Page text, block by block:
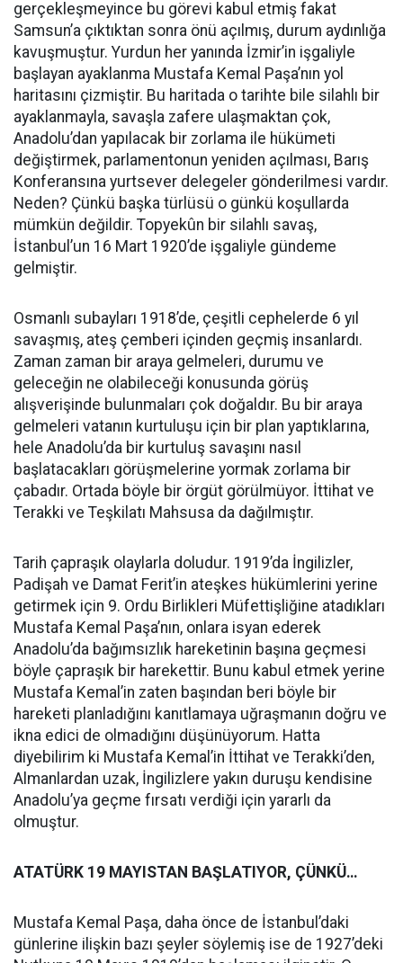
gerçekleşmeyince bu görevi kabul etmiş fakat
Samsun’a çıktıktan sonra önü açılmış, durum aydınlığa
kavuşmuştur. Yurdun her yanında İzmir’in işgaliyle
başlayan ayaklanma Mustafa Kemal Paşa’nın yol
haritasını çizmiştir. Bu haritada o tarihte bile silahlı bir
ayaklanmayla, savaşla zafere ulaşmaktan çok,
Anadolu’dan yapılacak bir zorlama ile hükümeti
değiştirmek, parlamentonun yeniden açılması, Barış
Konferansına yurtsever delegeler gönderilmesi vardır.
Neden? Çünkü başka türlüsü o günkü koşullarda
mümkün değildir. Topyekûn bir silahlı savaş,
İstanbul’un 16 Mart 1920’de işgaliyle gündeme
gelmiştir.
Osmanlı subayları 1918’de, çeşitli cephelerde 6 yıl
savaşmış, ateş çemberi içinden geçmiş insanlardı.
Zaman zaman bir araya gelmeleri, durumu ve
geleceğin ne olabileceği konusunda görüş
alışverişinde bulunmaları çok doğaldır. Bu bir araya
gelmeleri vatanın kurtuluşu için bir plan yaptıklarına,
hele Anadolu’da bir kurtuluş savaşını nasıl
başlatacakları görüşmelerine yormak zorlama bir
çabadır. Ortada böyle bir örgüt görülmüyor. İttihat ve
Terakki ve Teşkilatı Mahsusa da dağılmıştır.
Tarih çapraşık olaylarla doludur. 1919’da İngilizler,
Padişah ve Damat Ferit’in ateşkes hükümlerini yerine
getirmek için 9. Ordu Birlikleri Müfettişliğine atadıkları
Mustafa Kemal Paşa’nın, onlara isyan ederek
Anadolu’da bağımsızlık hareketinin başına geçmesi
böyle çapraşık bir harekettir. Bunu kabul etmek yerine
Mustafa Kemal’in zaten başından beri böyle bir
hareketi planladığını kanıtlamaya uğraşmanın doğru ve
ikna edici de olmadığını düşünüyorum. Hatta
diyebilirim ki Mustafa Kemal’in İttihat ve Terakki’den,
Almanlardan uzak, İngilizlere yakın duruşu kendisine
Anadolu’ya geçme fırsatı verdiği için yararlı da
olmuştur.
ATATÜRK 19 MAYISTAN BAŞLATIYOR, ÇÜNKÜ…
Mustafa Kemal Paşa, daha önce de İstanbul’daki
günlerine ilişkin bazı şeyler söylemiş ise de 1927’deki